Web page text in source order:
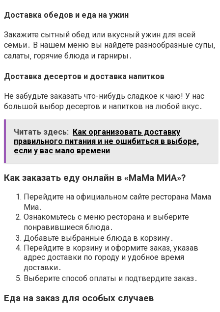
Доставка обедов и еда на ужин
Закажите сытный обед или вкусный ужин для всей
семьи․ В нашем меню вы найдете разнообразные супы‚
салаты‚ горячие блюда и гарниры․
Доставка десертов и доставка напитков
Не забудьте заказать что-нибудь сладкое к чаю! У нас
большой выбор десертов и напитков на любой вкус․
Читать здесь: Как организовать доставку
правильного питания и не ошибиться в выборе,
если у вас мало времени
Как заказать еду онлайн в «МаМа МИА»?
Перейдите на официальном сайте ресторана Мама
Миа․
Ознакомьтесь с меню ресторана и выберите
понравившиеся блюда․
Добавьте выбранные блюда в корзину․
Перейдите в корзину и оформите заказ‚ указав
адрес доставки по городу и удобное время
доставки․
Выберите способ оплаты и подтвердите заказ․
Еда на заказ для особых случаев